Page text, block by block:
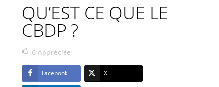
QU’EST CE QUE LE
CBDP ?
6 Appréciée
Facebook X